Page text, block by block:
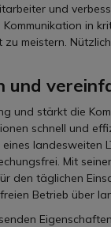
und
in
meistern.
und
und stärkt die
schnell und
landesweiten
Mit
den täglichen
Betrieb über